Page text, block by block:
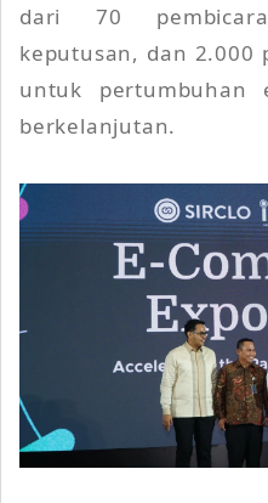
dari 70
keputusan, dan 2.000
untuk pertumbuhan
berkelanjutan.